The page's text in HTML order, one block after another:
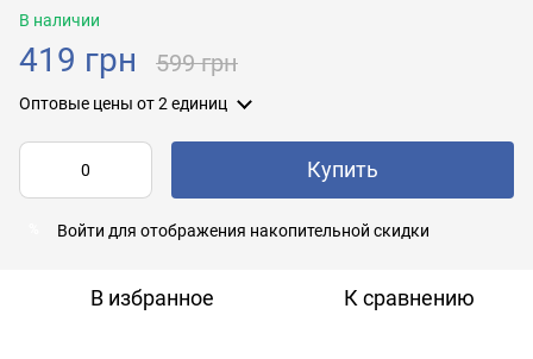
В наличии
419 грн 599 грн
Оптовые цены от 2 единиц
Купить
Войти для отображения накопительной скидки
В избранное К сравнению